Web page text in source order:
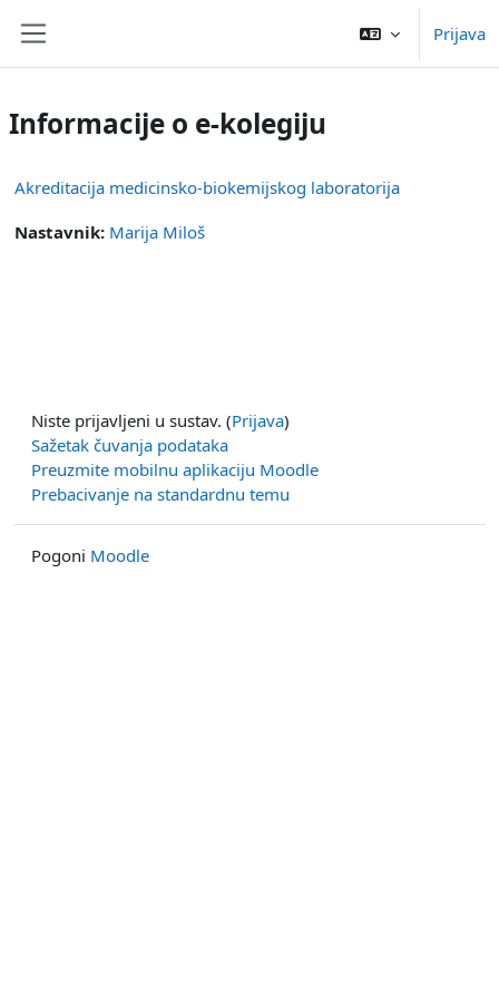
Prijava
Informacije o e-kolegiju
Akreditacija medicinsko-biokemijskog laboratorija
Nastavnik: Marija Miloš
Niste prijavljeni u sustav. (Prijava)
Sažetak čuvanja podataka
Preuzmite mobilnu aplikaciju Moodle
Prebacivanje na standardnu temu
Pogoni Moodle